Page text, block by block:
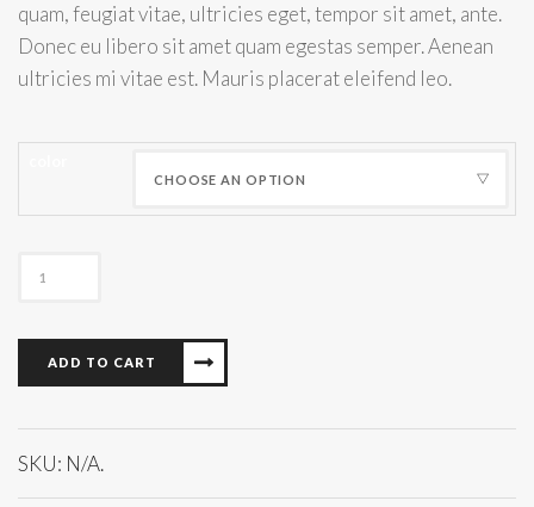
quam, feugiat vitae, ultricies eget, tempor sit amet, ante.
Donec eu libero sit amet quam egestas semper. Aenean
ultricies mi vitae est. Mauris placerat eleifend leo.
quantity
ADD TO CART
SKU: N/A.